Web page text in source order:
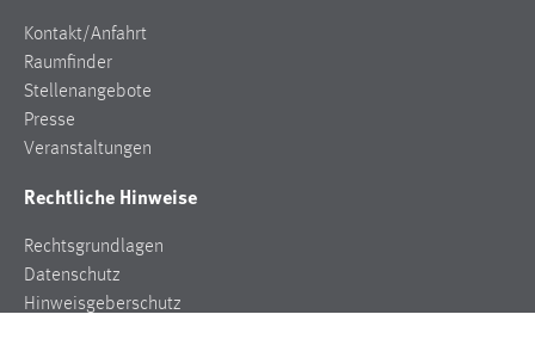
Kontakt/Anfahrt
Raumfinder
Stellenangebote
Presse
Veranstaltungen
Rechtliche Hinweise
Rechtsgrundlagen
Datenschutz
Hinweisgeberschutz
Vimeo